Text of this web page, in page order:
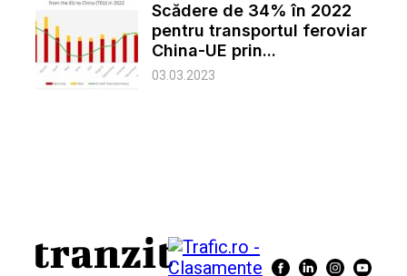
Scădere de 34% în 2022
pentru transportul feroviar
China-UE prin...
03.03.2023